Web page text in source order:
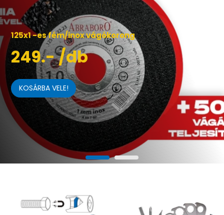
125x1 -es fém/inox vágókorong
249.- /db
KOSÁRBA VELE!